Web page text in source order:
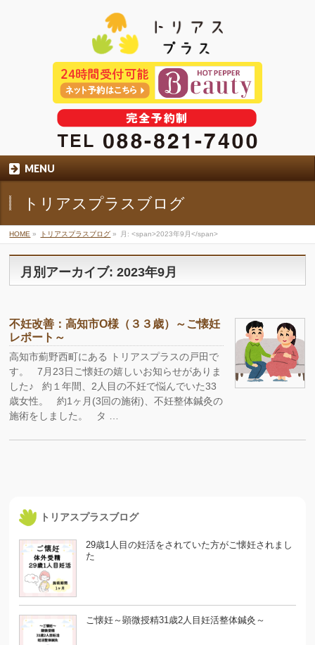
MENU
トリアスプラスブログ
HOME » トリアスプラスブログ » 月: <span>2023年9月</span>
月別アーカイブ: 2023年9月
不妊改善：高知市O様（３３歳）～ご懐妊
レポート～
高知市薊野西町にある トリアスプラスの戸田で
す。 7月23日ご懐妊の嬉しいお知らせがありま
した♪ 約１年間、2人目の不妊で悩んでいた33
歳女性。 約1ヶ月(3回の施術)、不妊整体鍼灸の
施術をしました。 タ …
トリアスプラスブログ
29歳1人目の妊活をされていた方がご懐妊されまし
た
ご懐妊～顕微授精31歳2人目妊活整体鍼灸～